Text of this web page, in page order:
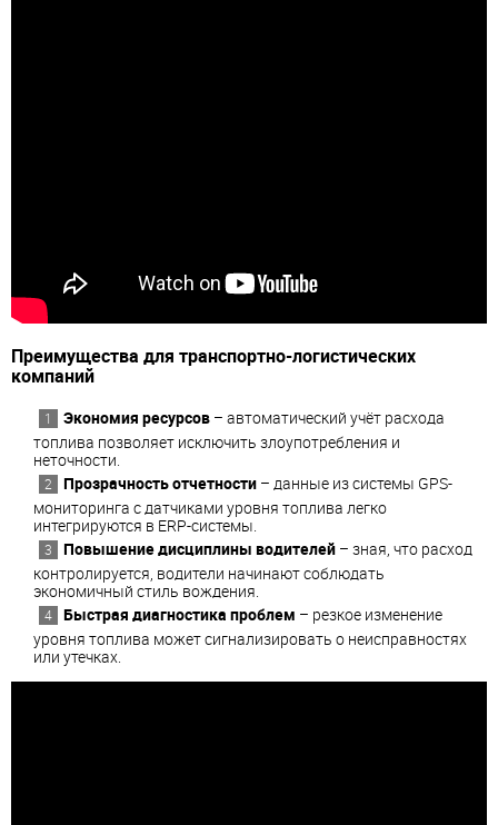
Преимущества для транспортно-логистических
компаний
Экономия ресурсов – автоматический учёт расхода
топлива позволяет исключить злоупотребления и
неточности.
Прозрачность отчетности – данные из системы GPS-
мониторинга с датчиками уровня топлива легко
интегрируются в ERP-системы.
Повышение дисциплины водителей – зная, что расход
контролируется, водители начинают соблюдать
экономичный стиль вождения.
Быстрая диагностика проблем – резкое изменение
уровня топлива может сигнализировать о неисправностях
или утечках.